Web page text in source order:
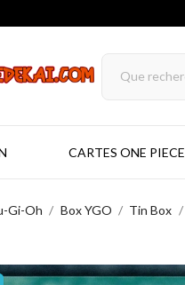
CARTES ONE PIECE
Gi-Oh Box YGO Tin Box